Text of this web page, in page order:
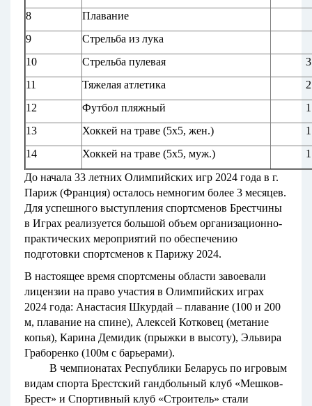
8
Плавание
9
Стрельба из лука
10
Стрельба пулевая
3
11
Тяжелая атлетика
2
12
Футбол пляжный
1
13
Хоккей на траве (5х5, жен.)
1
14
Хоккей на траве (5х5, муж.)
1
До начала 33 летних Олимпийских игр 2024 года в г.
Париж (Франция) осталось немногим более 3 месяцев.
Для успешного выступления спортсменов Брестчины
в Играх реализуется большой объем организационно-
практических мероприятий по обеспечению
подготовки спортсменов к Парижу 2024.
В настоящее время спортсмены области завоевали
лицензии на право участия в Олимпийских играх
2024 года: Анастасия Шкурдай – плавание (100 и 200
м, плавание на спине), Алексей Котковец (метание
копья), Карина Демидик (прыжки в высоту), Эльвира
Граборенко (100м с барьерами).
В чемпионатах Республики Беларусь по игровым
видам спорта Брестский гандбольный клуб «Мешков-
Брест» и Спортивный клуб «Строитель» стали